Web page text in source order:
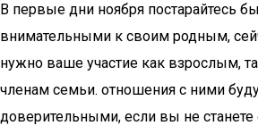
В первые дни ноября постарайтесь
внимательными к своим родным,
нужно ваше участие как взрослым,
членам семьи. отношения с ними
доверительными, если вы не